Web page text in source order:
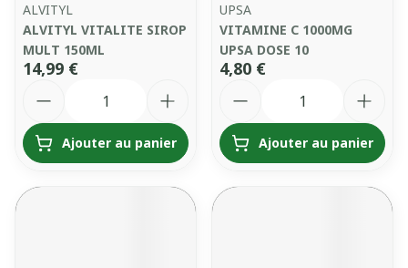
ALVITYL
ALVITYL VITALITE SIROP
MULT 150ML
14,99 €
Ajouter au panier
UPSA
VITAMINE C 1000MG
UPSA DOSE 10
4,80 €
Ajouter au panier